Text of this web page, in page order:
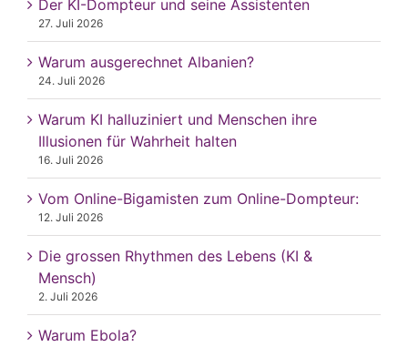
Der KI-Dompteur und seine Assistenten
27. Juli 2026
Warum ausgerechnet Albanien?
24. Juli 2026
Warum KI halluziniert und Menschen ihre
Illusionen für Wahrheit halten
16. Juli 2026
Vom Online-Bigamisten zum Online-Dompteur:
12. Juli 2026
Die grossen Rhythmen des Lebens (KI &
Mensch)
2. Juli 2026
Warum Ebola?